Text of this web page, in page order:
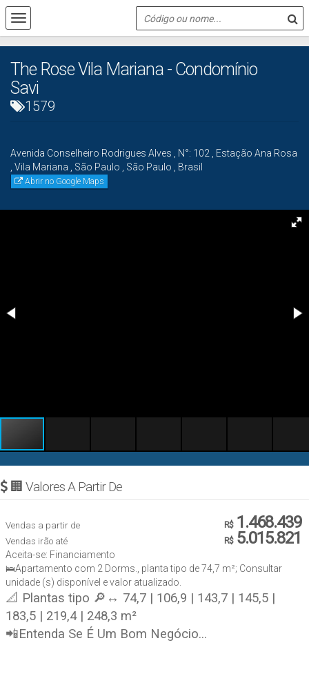
The Rose Vila Mariana - Condomínio
Savi
1579
Avenida Conselheiro Rodrigues Alves N°: 102
Estação Ana Rosa
Vila Mariana São Paulo São Paulo Brasil
Abrir no Google Maps
🏢 Valores A Partir De
R$1.468.439
Vendas a partir de
R$5.015.821
Vendas irão até
Aceita-se: Financiamento
🛌Apartamento com 2 Dorms., planta tipo de 74,7 m²; Consultar
unidade (s) disponível e valor atualizado.
📐 Plantas tipo 🔎↔ 74,7 | 106,9 | 143,7 | 145,5 |
183,5 | 219,4 | 248,3 m²
📲Entenda Se É Um Bom Negócio...